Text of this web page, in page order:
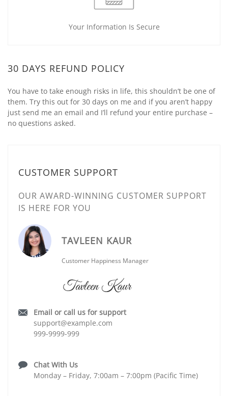
Your Information Is Secure
30 DAYS REFUND POLICY
You have to take enough risks in life, this shouldn’t be one of
them. Try this out for 30 days on me and if you aren’t happy
just send me an email and I’ll refund your entire purchase –
no questions asked.
CUSTOMER SUPPORT
OUR AWARD-WINNING CUSTOMER SUPPORT
IS HERE FOR YOU
TAVLEEN KAUR
Customer Happiness Manager
Email or call us for support
support@example.com
999-9999-999
Chat With Us
Monday – Friday, 7:00am – 7:00pm (Pacific Time)